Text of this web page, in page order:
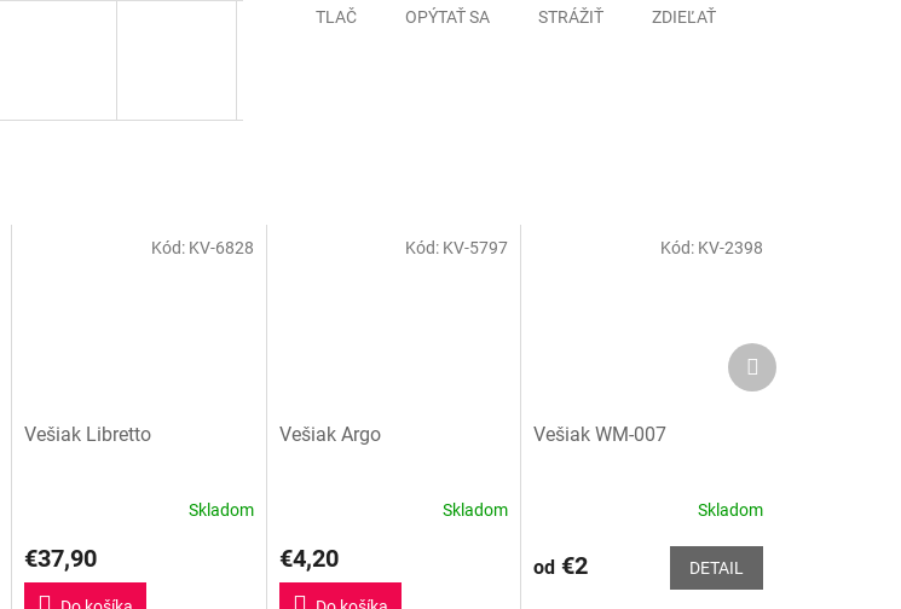
TLAČ OPÝTAŤ SA STRÁŽIŤ ZDIEĽAŤ
Vešiak Libretto
Skladom
€37,90
Kód: KV-6828
Vešiak Argo
Skladom
€4,20
Kód: KV-5797
Vešiak WM-007
produktu
Skladom
od €2 DETAIL
Kód: KV-2398
Ďalší
produkt